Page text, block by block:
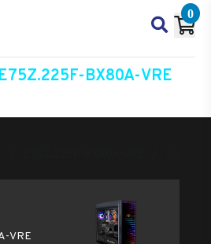
0
BX80A-VRE
VRE